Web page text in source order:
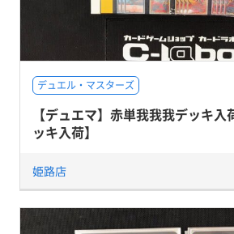
デュエル・マスターズ
【デュエマ】赤単我我我デッキ
ッキ入荷】
姫路店